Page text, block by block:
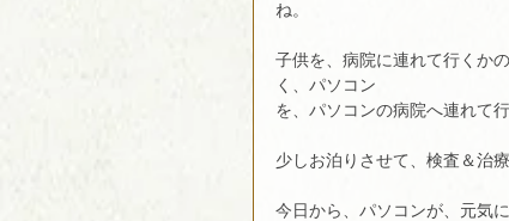
ね
子供を、病院に連れて行くか
く、パソコン
を、パソコンの病院へ連れ
少しお泊りさせて、
今日から、パソコンが、元気